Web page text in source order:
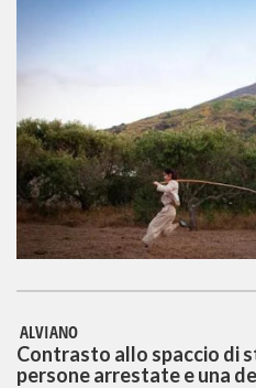
ALVIANO
Contrasto allo spaccio di
persone arrestate e una